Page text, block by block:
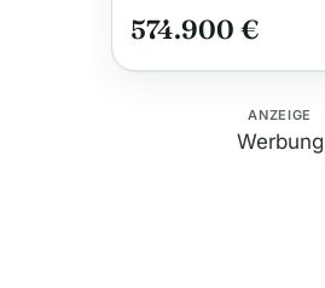
574.900 €
ANZEIGE
Werbung